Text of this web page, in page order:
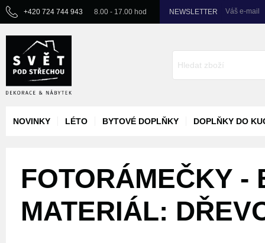
+420 724 744 943 8.00 - 17.00 hod NEWSLETTER Váš e-mail
NOVINKY LÉTO BYTOVÉ DOPLŇKY DOPLŇKY DO
FOTORÁMEČKY -
MATERIÁL: